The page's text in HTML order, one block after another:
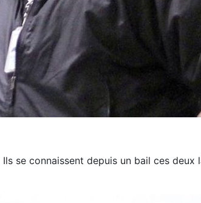
Ils se connaissent depuis un bail ces